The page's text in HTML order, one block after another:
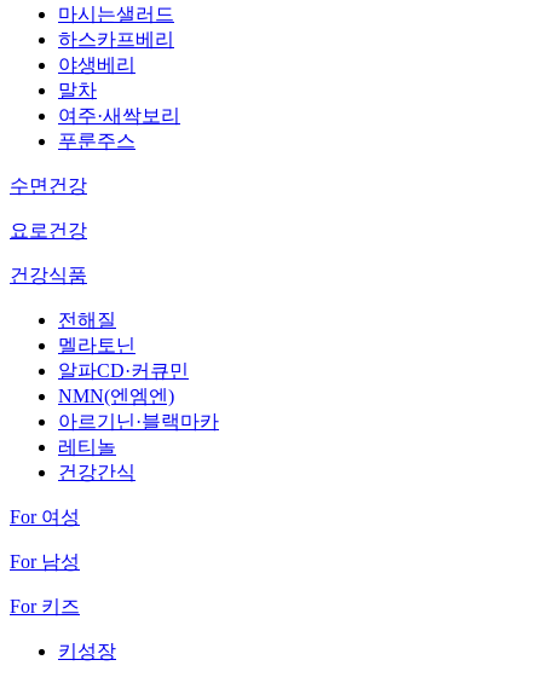
마시는샐러드
하스카프베리
야생베리
말차
여주·새싹보리
푸룬주스
수면건강
요로건강
건강식품
전해질
멜라토닌
알파CD·커큐민
NMN(엔엠엔)
아르기닌·블랙마카
레티놀
건강간식
For 여성
For 남성
For 키즈
키성장